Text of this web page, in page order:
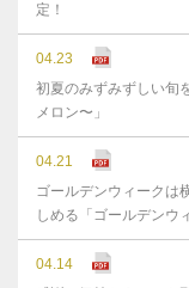
定！
04.23
初夏のみずみずしい旬
メロン〜」
04.21
ゴールデンウィークは
しめる「ゴールデンウ
04.14